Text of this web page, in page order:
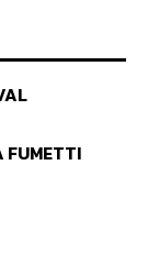
FUMETTI